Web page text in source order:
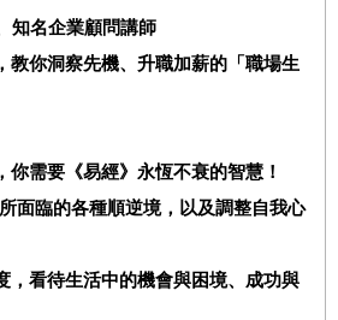
知名企業顧問講師
教你洞察先機、升職加薪的「職場生
你需要《易經》永恆不衰的智慧！
面臨的各種順逆境，以及調整自我心
看待生活中的機會與困境、成功與